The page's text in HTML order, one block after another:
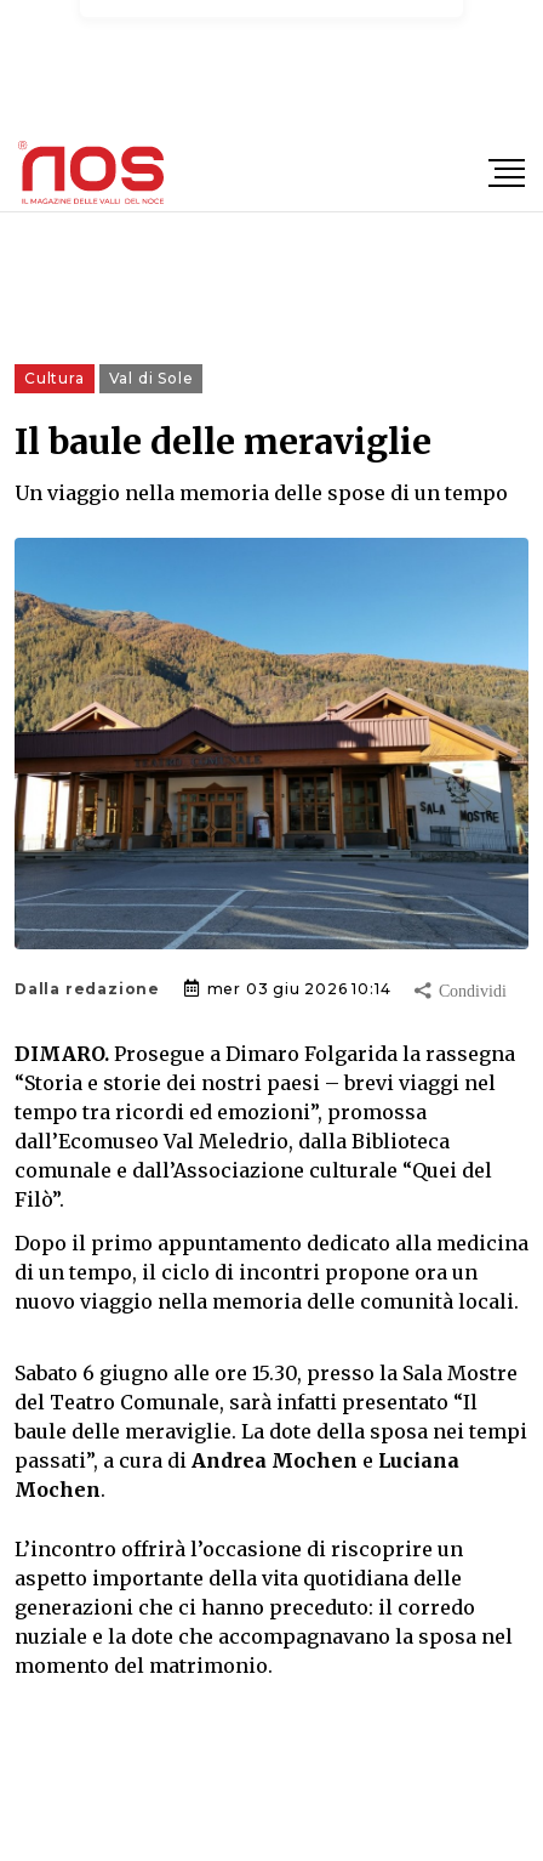
Cultura Val di Sole
Il baule delle meraviglie
Un viaggio nella memoria delle spose di un tempo
Dalla redazione mer 03 giu 2026 10:14
DIMARO. Prosegue a Dimaro Folgarida la rassegna
“Storia e storie dei nostri paesi – brevi viaggi nel
tempo tra ricordi ed emozioni”, promossa
dall’Ecomuseo Val Meledrio, dalla Biblioteca
comunale e dall’Associazione culturale “Quei del
Filò”.
Dopo il primo appuntamento dedicato alla medicina
di un tempo, il ciclo di incontri propone ora un
nuovo viaggio nella memoria delle comunità locali.
Sabato 6 giugno alle ore 15.30, presso la Sala Mostre
del Teatro Comunale, sarà infatti presentato “Il
baule delle meraviglie. La dote della sposa nei tempi
passati”, a cura di Andrea Mochen e Luciana
Mochen.
L’incontro offrirà l’occasione di riscoprire un
aspetto importante della vita quotidiana delle
generazioni che ci hanno preceduto: il corredo
nuziale e la dote che accompagnavano la sposa nel
momento del matrimonio.